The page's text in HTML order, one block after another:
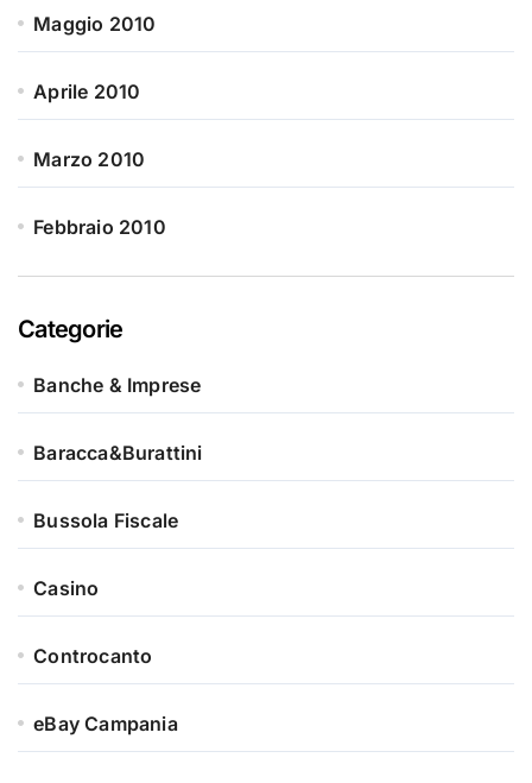
Maggio 2010
Aprile 2010
Marzo 2010
Febbraio 2010
Categorie
Banche & Imprese
Baracca&Burattini
Bussola Fiscale
Casino
Controcanto
eBay Campania